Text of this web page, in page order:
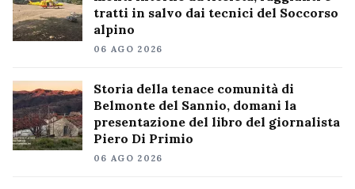
tratti in salvo dai tecnici del Soccorso
alpino
06 AGO 2026
Storia della tenace comunità di
Belmonte del Sannio, domani la
presentazione del libro del giornalista
Piero Di Primio
06 AGO 2026